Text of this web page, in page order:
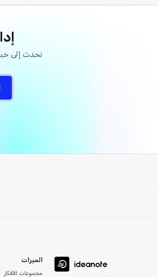
تحدث إلى
الميزات
مجموعات الأفكار